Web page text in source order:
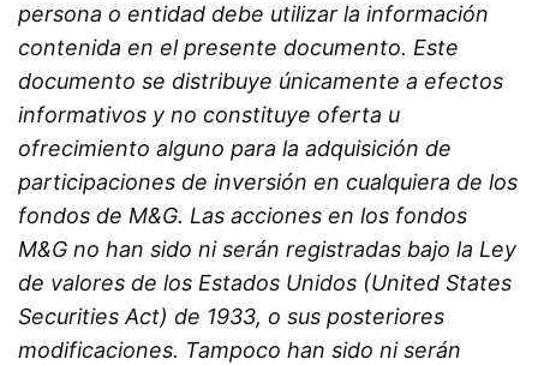
persona o entidad debe utilizar la información
contenida en el presente documento. Este
documento se distribuye únicamente a efectos
informativos y no constituye oferta u
ofrecimiento alguno para la adquisición de
participaciones de inversión en cualquiera de los
fondos de M&G. Las acciones en los fondos
M&G no han sido ni serán registradas bajo la Ley
de valores de los Estados Unidos (United States
Securities Act) de 1933, o sus posteriores
modificaciones. Tampoco han sido ni serán